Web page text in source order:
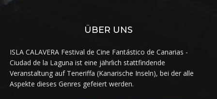
ÜBER UNS
ISLA CALAVERA Festival de Cine Fantástico de Canarias -
Ciudad de la Laguna ist eine jährlich stattfindende
Veranstaltung auf Teneriffa (Kanarische Inseln), bei der alle
Aspekte dieses Genres gefeiert werden.